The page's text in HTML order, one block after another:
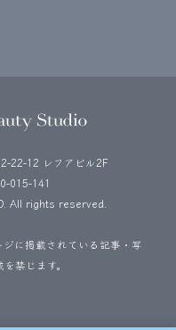
22-12 レフアビル2F
015-141
All rights reserved.
に掲載されている記事・写
禁じます。